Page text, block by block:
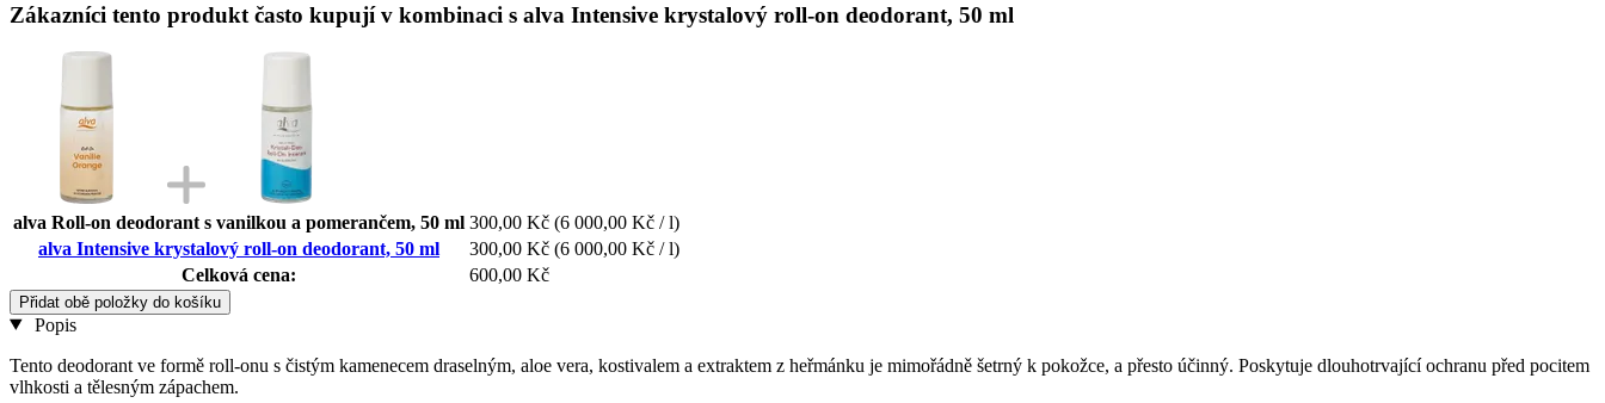
Zákazníci tento produkt často kupují v kombinaci s alva Intensive krystalový roll-on deodorant, 50 ml
alva Roll-on deodorant s vanilkou a pomerančem, 50 ml 300,00 Kč (6 000,00 Kč / l)
alva Intensive krystalový roll-on deodorant, 50 ml
300,00 Kč (6 000,00 Kč / l)
Celková cena:
600,00 Kč
Přidat obě položky do košíku
Popis
Tento deodorant ve formě roll-onu s čistým kamenecem draselným, aloe vera, kostivalem a extraktem z heřmánku je mimořádně šetrný k pokožce, a přesto účinný. Poskytuje dlouhotrvající ochranu před pocitem
vlhkosti a tělesným zápachem.